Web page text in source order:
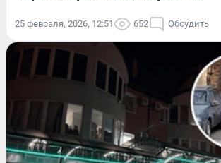
25 февраля, 2026, 12:51 652 Обсудить